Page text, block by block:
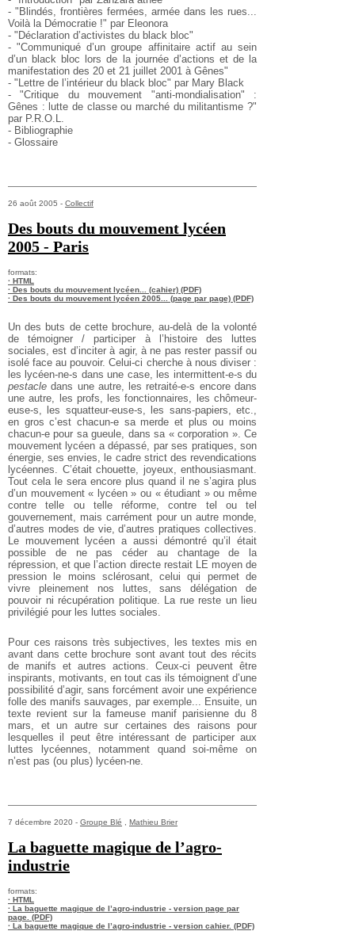
- "Blindés, frontières fermées, armée dans les rues...
Voilà la Démocratie !" par Eleonora
- "Déclaration d’activistes du black bloc"
- "Communiqué d’un groupe affinitaire actif au sein
d’un black bloc lors de la journée d’actions et de la
manifestation des 20 et 21 juillet 2001 à Gênes"
- "Lettre de l’intérieur du black bloc" par Mary Black
- "Critique du mouvement "anti-mondialisation" :
Gênes : lutte de classe ou marché du militantisme ?"
par P.R.O.L.
- Bibliographie
- Glossaire
26 août 2005 - Collectif
Des bouts du mouvement lycéen
2005 - Paris
formats:
· HTML
· Des bouts du mouvement lycéen... (cahier) (PDF)
· Des bouts du mouvement lycéen 2005... (page par page) (PDF)
Un des buts de cette brochure, au-delà de la volonté
de témoigner / participer à l’histoire des luttes
sociales, est d’inciter à agir, à ne pas rester passif ou
isolé face au pouvoir. Celui-ci cherche à nous diviser :
les lycéen-ne-s dans une case, les intermittent-e-s du
pestacle dans une autre, les retraité-e-s encore dans
une autre, les profs, les fonctionnaires, les chômeur-
euse-s, les squatteur-euse-s, les sans-papiers, etc.,
en gros c’est chacun-e sa merde et plus ou moins
chacun-e pour sa gueule, dans sa « corporation ». Ce
mouvement lycéen a dépassé, par ses pratiques, son
énergie, ses envies, le cadre strict des revendications
lycéennes. C’était chouette, joyeux, enthousiasmant.
Tout cela le sera encore plus quand il ne s’agira plus
d’un mouvement « lycéen » ou « étudiant » ou même
contre telle ou telle réforme, contre tel ou tel
gouvernement, mais carrément pour un autre monde,
d’autres modes de vie, d’autres pratiques collectives.
Le mouvement lycéen a aussi démontré qu’il était
possible de ne pas céder au chantage de la
répression, et que l’action directe restait LE moyen de
pression le moins sclérosant, celui qui permet de
vivre pleinement nos luttes, sans délégation de
pouvoir ni récupération politique. La rue reste un lieu
privilégié pour les luttes sociales.
Pour ces raisons très subjectives, les textes mis en
avant dans cette brochure sont avant tout des récits
de manifs et autres actions. Ceux-ci peuvent être
inspirants, motivants, en tout cas ils témoignent d’une
possibilité d’agir, sans forcément avoir une expérience
folle des manifs sauvages, par exemple... Ensuite, un
texte revient sur la fameuse manif parisienne du 8
mars, et un autre sur certaines des raisons pour
lesquelles il peut être intéressant de participer aux
luttes lycéennes, notamment quand soi-même on
n’est pas (ou plus) lycéen-ne.
7 décembre 2020 - Groupe Blé Mathieu Brier
La baguette magique de l’agro-
industrie
formats:
· HTML
· La baguette magique de l’agro-industrie - version page par
page. (PDF)
· La baguette magique de l’agro-industrie - version cahier. (PDF)